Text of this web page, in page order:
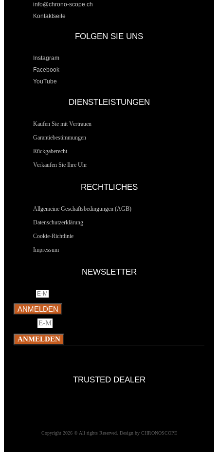
info@chrono-scope.ch
Kontaktseite
FOLGEN SIE UNS
Instagram
Facebook
YouTube
DIENSTLEISTUNGEN
Kaufen Sie mit Vertrauen
Garantiebestimmungen
Rückgaberecht
Verkaufen Sie Ihre Uhr
RECHTLICHES
Allgemeine Geschäftsbedingungen (AGB)
Datenschutzerklärung
Cookie-Richtlinie
Impressum
NEWSLETTER
ANMELDEN
ANMELDEN
TRUSTED DEALER
Copyright 2026 © All rights Reserved. Design by CHRONOSCOPE